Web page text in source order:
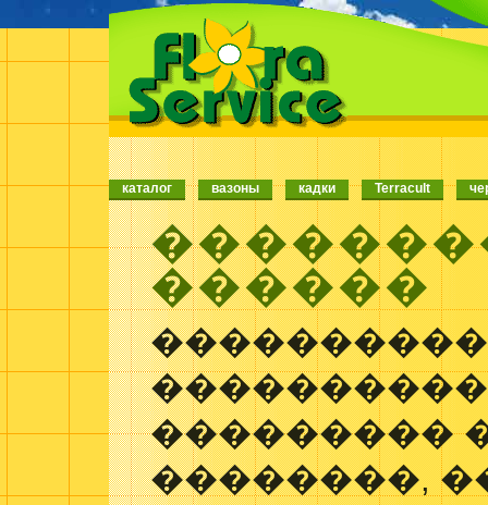
каталог вазоны кадки Terracult
������
���������
��������,